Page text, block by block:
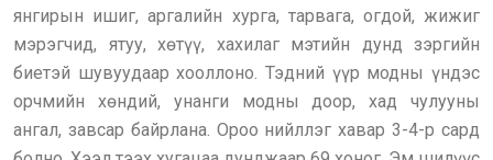
янгирын ишиг, аргалийн хурга, тарвага, огдой, жижиг
мэрэгчид, ятуу, хөтүү, хахилаг мэтийн дунд зэргийн
биетэй шувуудаар хооллоно. Тэдний үүр модны үндэс
орчмийн хөндий, унанги модны доор, хад чулууны
ангал, завсар байрлана. Ороо нийллэг хавар 3-4-р сард